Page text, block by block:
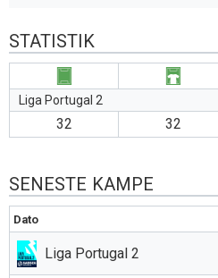
STATISTIK
Liga Portugal 2
32 32
SENESTE KAMPE
Dato
Liga Portugal 2